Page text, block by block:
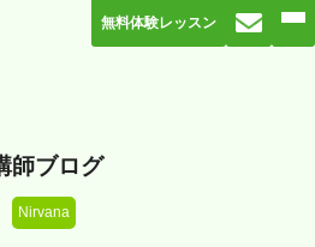
無料体験レッスン
師ブログ
Nirvana